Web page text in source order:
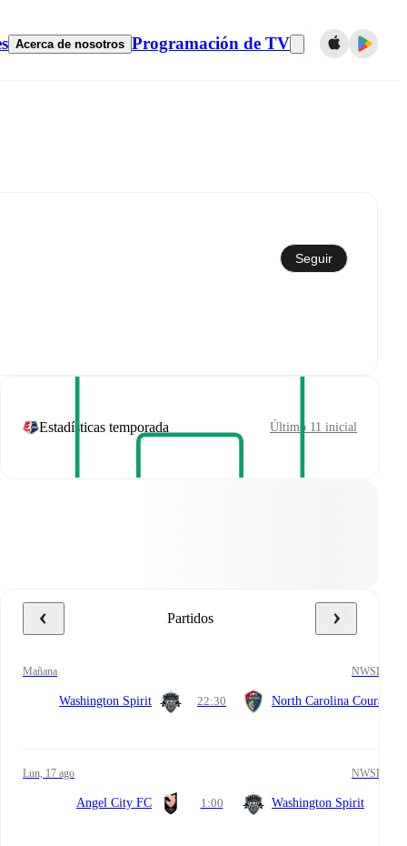
Acerca de nosotros Programación de TV
Seguir
Estadísticas temporada Último 11 inicial
Partidos
mañana NWSL
Washington Spirit 22:30 North Carolina Courage
lun, 17 ago NWSL
Angel City FC 1:00 Washington Spirit